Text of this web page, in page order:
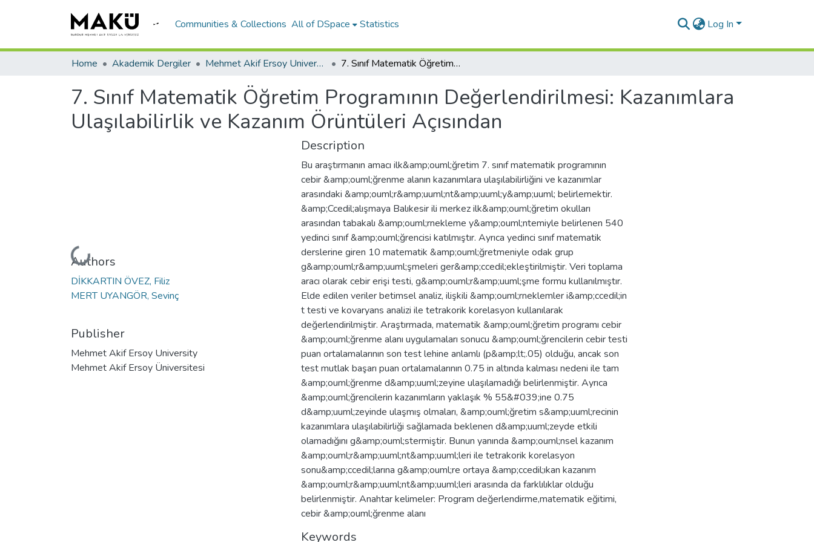
Communities & Collections All of DSpace Statistics Log In
Home Akademik Dergiler Mehmet Akif Ersoy University Journal of Education Faculty 7. Sınıf Matematik Öğretim Programının Değerlendirilmesi: Kazanımlara Ulaşılabilirlik ve Kazanım Örüntüleri Açısından
7. Sınıf Matematik Öğretim Programının Değerlendirilmesi: Kazanımlara
Ulaşılabilirlik ve Kazanım Örüntüleri Açısından
Loading...
Authors
DİKKARTIN ÖVEZ, Filiz
MERT UYANGÖR, Sevinç
Publisher
Mehmet Akif Ersoy University
Mehmet Akif Ersoy Üniversitesi
Description
Bu araştırmanın amacı ilk&amp;ouml;ğretim 7. sınıf matematik programının
cebir &amp;ouml;ğrenme alanın kazanımlara ulaşılabilirliğini ve kazanımlar
arasındaki &amp;ouml;r&amp;uuml;nt&amp;uuml;y&amp;uuml; belirlemektir.
&amp;Ccedil;alışmaya Balıkesir ili merkez ilk&amp;ouml;ğretim okulları
arasından tabakalı &amp;ouml;rnekleme y&amp;ouml;ntemiyle belirlenen 540
yedinci sınıf &amp;ouml;ğrencisi katılmıştır. Ayrıca yedinci sınıf matematik
derslerine giren 10 matematik &amp;ouml;ğretmeniyle odak grup
g&amp;ouml;r&amp;uuml;şmeleri ger&amp;ccedil;ekleştirilmiştir. Veri toplama
aracı olarak cebir erişi testi, g&amp;ouml;r&amp;uuml;şme formu kullanılmıştır.
Elde edilen veriler betimsel analiz, ilişkili &amp;ouml;rneklemler i&amp;ccedil;in
t testi ve kovaryans analizi ile tetrakorik korelasyon kullanılarak
değerlendirilmiştir. Araştırmada, matematik &amp;ouml;ğretim programı cebir
&amp;ouml;ğrenme alanı uygulamaları sonucu &amp;ouml;ğrencilerin cebir testi
puan ortalamalarının son test lehine anlamlı (p&amp;lt;.05) olduğu, ancak son
test mutlak başarı puan ortalamalarının 0.75 in altında kalması nedeni ile tam
&amp;ouml;ğrenme d&amp;uuml;zeyine ulaşılamadığı belirlenmiştir. Ayrıca
&amp;ouml;ğrencilerin kazanımların yaklaşık % 55&#039;ine 0.75
d&amp;uuml;zeyinde ulaşmış olmaları, &amp;ouml;ğretim s&amp;uuml;recinin
kazanımlara ulaşılabilirliği sağlamada beklenen d&amp;uuml;zeyde etkili
olamadığını g&amp;ouml;stermiştir. Bunun yanında &amp;ouml;nsel kazanım
&amp;ouml;r&amp;uuml;nt&amp;uuml;leri ile tetrakorik korelasyon
sonu&amp;ccedil;larına g&amp;ouml;re ortaya &amp;ccedil;ıkan kazanım
&amp;ouml;r&amp;uuml;nt&amp;uuml;leri arasında da farklılıklar olduğu
belirlenmiştir. Anahtar kelimeler: Program değerlendirme,matematik eğitimi,
cebir &amp;ouml;ğrenme alanı
Keywords